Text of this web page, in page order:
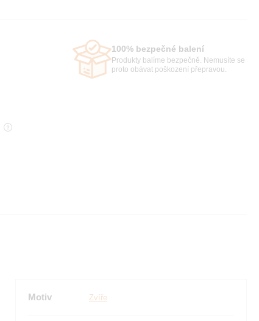
100% bezpečné balení
Produkty balíme bezpečně. Nemusíte se
proto obávat poškození přepravou.
Motiv Zvíře